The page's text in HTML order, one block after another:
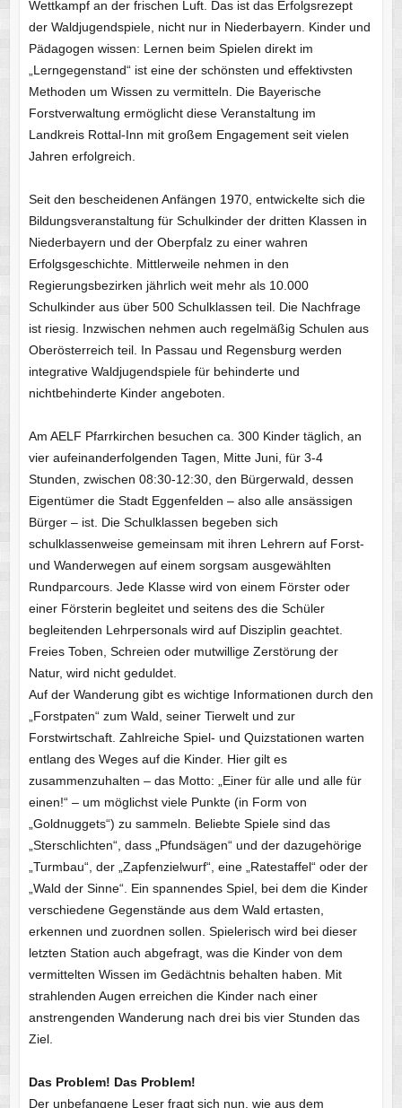
Wettkampf an der frischen Luft. Das ist das Erfolgsrezept
der Waldjugendspiele, nicht nur in Niederbayern. Kinder und
Pädagogen wissen: Lernen beim Spielen direkt im
„Lerngegenstand“ ist eine der schönsten und effektivsten
Methoden um Wissen zu vermitteln. Die Bayerische
Forstverwaltung ermöglicht diese Veranstaltung im
Landkreis Rottal-Inn mit großem Engagement seit vielen
Jahren erfolgreich.
Seit den bescheidenen Anfängen 1970, entwickelte sich die
Bildungsveranstaltung für Schulkinder der dritten Klassen in
Niederbayern und der Oberpfalz zu einer wahren
Erfolgsgeschichte. Mittlerweile nehmen in den
Regierungsbezirken jährlich weit mehr als 10.000
Schulkinder aus über 500 Schulklassen teil. Die Nachfrage
ist riesig. Inzwischen nehmen auch regelmäßig Schulen aus
Oberösterreich teil. In Passau und Regensburg werden
integrative Waldjugendspiele für behinderte und
nichtbehinderte Kinder angeboten.
Am AELF Pfarrkirchen besuchen ca. 300 Kinder täglich, an
vier aufeinanderfolgenden Tagen, Mitte Juni, für 3-4
Stunden, zwischen 08:30-12:30, den Bürgerwald, dessen
Eigentümer die Stadt Eggenfelden – also alle ansässigen
Bürger – ist. Die Schulklassen begeben sich
schulklassenweise gemeinsam mit ihren Lehrern auf Forst-
und Wanderwegen auf einem sorgsam ausgewählten
Rundparcours. Jede Klasse wird von einem Förster oder
einer Försterin begleitet und seitens des die Schüler
begleitenden Lehrpersonals wird auf Disziplin geachtet.
Freies Toben, Schreien oder mutwillige Zerstörung der
Natur, wird nicht geduldet.
Auf der Wanderung gibt es wichtige Informationen durch den
„Forstpaten“ zum Wald, seiner Tierwelt und zur
Forstwirtschaft. Zahlreiche Spiel- und Quizstationen warten
entlang des Weges auf die Kinder. Hier gilt es
zusammenzuhalten – das Motto: „Einer für alle und alle für
einen!“ – um möglichst viele Punkte (in Form von
„Goldnuggets“) zu sammeln. Beliebte Spiele sind das
„Sterschlichten“, dass „Pfundsägen“ und der dazugehörige
„Turmbau“, der „Zapfenzielwurf“, eine „Ratestaffel“ oder der
„Wald der Sinne“. Ein spannendes Spiel, bei dem die Kinder
verschiedene Gegenstände aus dem Wald ertasten,
erkennen und zuordnen sollen. Spielerisch wird bei dieser
letzten Station auch abgefragt, was die Kinder von dem
vermittelten Wissen im Gedächtnis behalten haben. Mit
strahlenden Augen erreichen die Kinder nach einer
anstrengenden Wanderung nach drei bis vier Stunden das
Ziel.
Das Problem! Das Problem!
Der unbefangene Leser fragt sich nun, wie aus dem